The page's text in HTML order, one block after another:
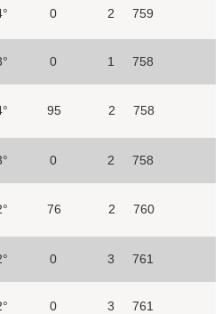
0 2 759
0 1 758
95 2 758
0 2 758
76 2 760
0 3 761
0 3 761